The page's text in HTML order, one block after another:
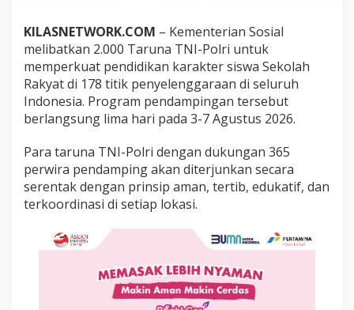
K
a
k
a
k
A
s
h
i
s
w
7
8
KILASNETWORK.COM – Kementerian Sosial
melibatkan 2.000 Taruna TNI-Polri untuk
memperkuat pendidikan karakter siswa Sekolah
Rakyat di 178 titik penyelenggaraan di seluruh
Indonesia. Program pendampingan tersebut
berlangsung lima hari pada 3-7 Agustus 2026.
Para taruna TNI-Polri dengan dukungan 365
perwira pendamping akan diterjunkan secara
serentak dengan prinsip aman, tertib, edukatif, dan
terkoordinasi di setiap lokasi.